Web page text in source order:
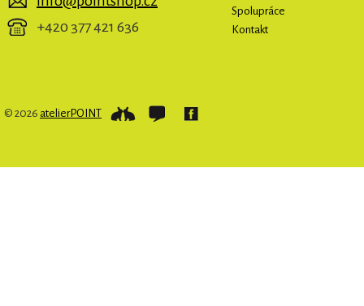
+420 377 421 636
Spolupráce
Kontakt
© 2026 atelierPOINT